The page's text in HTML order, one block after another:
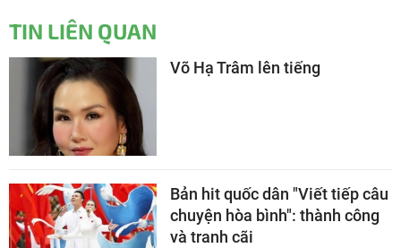
TIN LIÊN QUAN
Võ Hạ Trâm lên tiếng
Bản hit quốc dân "Viết tiếp câu
chuyện hòa bình": thành công
và tranh cãi